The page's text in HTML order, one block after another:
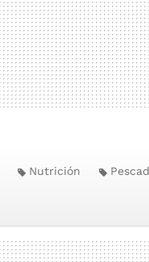
Nutrición